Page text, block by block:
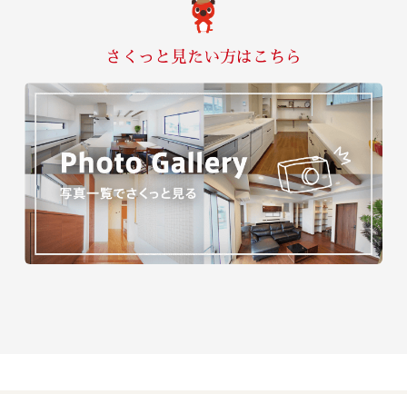
さくっと見たい方はこちら